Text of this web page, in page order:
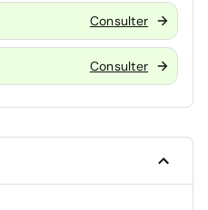
Consulter
Consulter